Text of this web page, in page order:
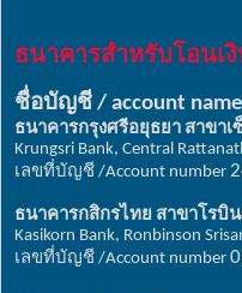
ธนาคารสำหรับโอนเ
ชื่อบัญชี / account name
ธนาคารกรุงศรีอยุธยา สาขาเ
Krungsri Bank, Central
เลขที่บัญชี /Account number
ธนาคารกสิกรไทย สาขาโรบิ
Kasikorn Bank, Ronbinson
เลขที่บัญชี /Account number